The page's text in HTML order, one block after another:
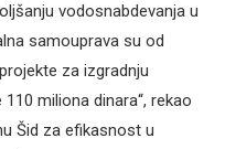
vodosnabdevanja u
samouprava su od
za izgradnju
miliona dinara“, rekao
Šid za efikasnost u